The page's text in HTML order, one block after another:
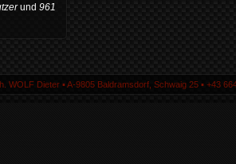
und 961
WOLF Dieter ▪ A-9805 Baldramsdorf, Schwaig 25 ▪ +43